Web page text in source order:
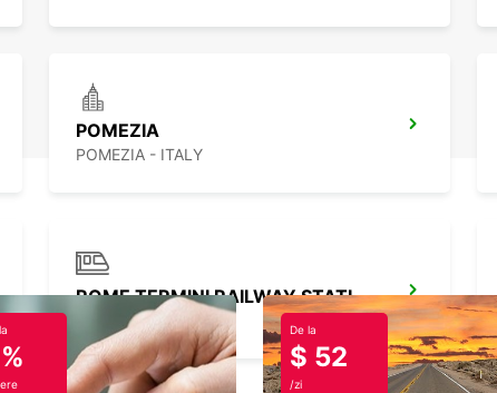
POMEZIA
POMEZIA - ITALY
ROME TERMINI RAILWAY STATION
ROMA - ITALY De la
$ 52
/zi